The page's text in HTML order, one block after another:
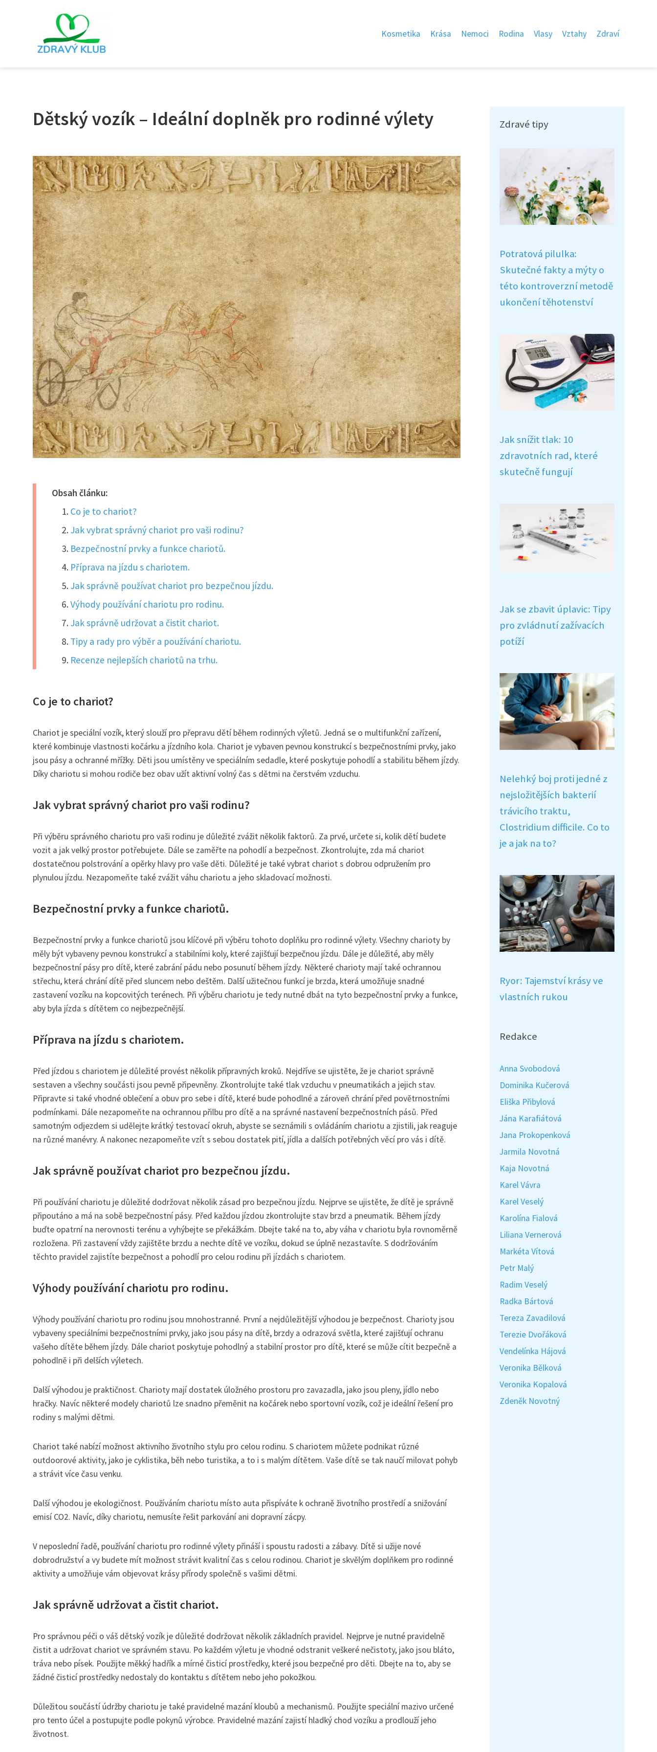
Kosmetika Krása Nemoci Rodina Vlasy Vztahy Zdraví
Dětský vozík – Ideální doplněk pro rodinné výlety
Obsah článku:
Co je to chariot?
Jak vybrat správný chariot pro vaši rodinu?
Bezpečnostní prvky a funkce chariotů.
Příprava na jízdu s chariotem.
Jak správně používat chariot pro bezpečnou jízdu.
Výhody používání chariotu pro rodinu.
Jak správně udržovat a čistit chariot.
Tipy a rady pro výběr a používání chariotu.
Recenze nejlepších chariotů na trhu.
Co je to chariot?
Chariot je speciální vozík, který slouží pro přepravu dětí během rodinných výletů. Jedná se o multifunkční zařízení,
které kombinuje vlastnosti kočárku a jízdního kola. Chariot je vybaven pevnou konstrukcí s bezpečnostními prvky, jako
jsou pásy a ochranné mřížky. Děti jsou umístěny ve speciálním sedadle, které poskytuje pohodlí a stabilitu během jízdy.
Díky chariotu si mohou rodiče bez obav užít aktivní volný čas s dětmi na čerstvém vzduchu.
Jak vybrat správný chariot pro vaši rodinu?
Při výběru správného chariotu pro vaši rodinu je důležité zvážit několik faktorů. Za prvé, určete si, kolik dětí budete
vozit a jak velký prostor potřebujete. Dále se zaměřte na pohodlí a bezpečnost. Zkontrolujte, zda má chariot
dostatečnou polstrování a opěrky hlavy pro vaše děti. Důležité je také vybrat chariot s dobrou odpružením pro
plynulou jízdu. Nezapomeňte také zvážit váhu chariotu a jeho skladovací možnosti.
Bezpečnostní prvky a funkce chariotů.
Bezpečnostní prvky a funkce chariotů jsou klíčové při výběru tohoto doplňku pro rodinné výlety. Všechny charioty by
měly být vybaveny pevnou konstrukcí a stabilními koly, které zajišťují bezpečnou jízdu. Dále je důležité, aby měly
bezpečnostní pásy pro dítě, které zabrání pádu nebo posunutí během jízdy. Některé charioty mají také ochrannou
střechu, která chrání dítě před sluncem nebo deštěm. Další užitečnou funkcí je brzda, která umožňuje snadné
zastavení vozíku na kopcovitých terénech. Při výběru chariotu je tedy nutné dbát na tyto bezpečnostní prvky a funkce,
aby byla jízda s dítětem co nejbezpečnější.
Příprava na jízdu s chariotem.
Před jízdou s chariotem je důležité provést několik přípravných kroků. Nejdříve se ujistěte, že je chariot správně
sestaven a všechny součásti jsou pevně připevněny. Zkontrolujte také tlak vzduchu v pneumatikách a jejich stav.
Připravte si také vhodné oblečení a obuv pro sebe i dítě, které bude pohodlné a zároveň chrání před povětrnostními
podmínkami. Dále nezapomeňte na ochrannou přilbu pro dítě a na správné nastavení bezpečnostních pásů. Před
samotným odjezdem si udělejte krátký testovací okruh, abyste se seznámili s ovládáním chariotu a zjistili, jak reaguje
na různé manévry. A nakonec nezapomeňte vzít s sebou dostatek pití, jídla a dalších potřebných věcí pro vás i dítě.
Jak správně používat chariot pro bezpečnou jízdu.
Při používání chariotu je důležité dodržovat několik zásad pro bezpečnou jízdu. Nejprve se ujistěte, že dítě je správně
připoutáno a má na sobě bezpečnostní pásy. Před každou jízdou zkontrolujte stav brzd a pneumatik. Během jízdy
buďte opatrní na nerovnosti terénu a vyhýbejte se překážkám. Dbejte také na to, aby váha v chariotu byla rovnoměrně
rozložena. Při zastavení vždy zajištěte brzdu a nechte dítě ve vozíku, dokud se úplně nezastavíte. S dodržováním
těchto pravidel zajistíte bezpečnost a pohodlí pro celou rodinu při jízdách s chariotem.
Výhody používání chariotu pro rodinu.
Výhody používání chariotu pro rodinu jsou mnohostranné. První a nejdůležitější výhodou je bezpečnost. Charioty jsou
vybaveny speciálními bezpečnostními prvky, jako jsou pásy na dítě, brzdy a odrazová světla, které zajišťují ochranu
vašeho dítěte během jízdy. Dále chariot poskytuje pohodlný a stabilní prostor pro dítě, které se může cítit bezpečně a
pohodlně i při delších výletech.
Další výhodou je praktičnost. Charioty mají dostatek úložného prostoru pro zavazadla, jako jsou pleny, jídlo nebo
hračky. Navíc některé modely chariotů lze snadno přeměnit na kočárek nebo sportovní vozík, což je ideální řešení pro
rodiny s malými dětmi.
Chariot také nabízí možnost aktivního životního stylu pro celou rodinu. S chariotem můžete podnikat různé
outdoorové aktivity, jako je cyklistika, běh nebo turistika, a to i s malým dítětem. Vaše dítě se tak naučí milovat pohyb
a strávit více času venku.
Další výhodou je ekologičnost. Používáním chariotu místo auta přispíváte k ochraně životního prostředí a snižování
emisí CO2. Navíc, díky chariotu, nemusíte řešit parkování ani dopravní zácpy.
V neposlední řadě, používání chariotu pro rodinné výlety přináší i spoustu radosti a zábavy. Dítě si užije nové
dobrodružství a vy budete mít možnost strávit kvalitní čas s celou rodinou. Chariot je skvělým doplňkem pro rodinné
aktivity a umožňuje vám objevovat krásy přírody společně s vašimi dětmi.
Jak správně udržovat a čistit chariot.
Pro správnou péči o váš dětský vozík je důležité dodržovat několik základních pravidel. Nejprve je nutné pravidelně
čistit a udržovat chariot ve správném stavu. Po každém výletu je vhodné odstranit veškeré nečistoty, jako jsou bláto,
tráva nebo písek. Použijte měkký hadřík a mírné čisticí prostředky, které jsou bezpečné pro děti. Dbejte na to, aby se
žádné čisticí prostředky nedostaly do kontaktu s dítětem nebo jeho pokožkou.
Důležitou součástí údržby chariotu je také pravidelné mazání kloubů a mechanismů. Použijte speciální mazivo určené
pro tento účel a postupujte podle pokynů výrobce. Pravidelné mazání zajistí hladký chod vozíku a prodlouží jeho
životnost.
Zdravé tipy
Potratová pilulka:
Skutečné fakty a mýty o
této kontroverzní metodě
ukončení těhotenství
Jak snížit tlak: 10
zdravotních rad, které
skutečně fungují
Jak se zbavit úplavic: Tipy
pro zvládnutí zažívacích
potíží
Nelehký boj proti jedné z
nejsložitějších bakterií
trávicího traktu,
Clostridium difficile. Co to
je a jak na to?
Ryor: Tajemství krásy ve
vlastních rukou
Redakce
Anna Svobodová
Dominika Kučerová
Eliška Přibylová
Jána Karafiátová
Jana Prokopenková
Jarmila Novotná
Kaja Novotná
Karel Vávra
Karel Veselý
Karolína Fialová
Liliana Vernerová
Markéta Vítová
Petr Malý
Radim Veselý
Radka Bártová
Tereza Zavadilová
Terezie Dvořáková
Vendelínka Hájová
Veronika Bělková
Veronika Kopalová
Zdeněk Novotný